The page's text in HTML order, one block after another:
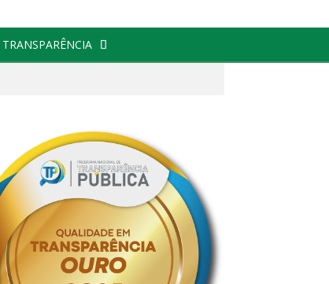
TRANSPARÊNCIA